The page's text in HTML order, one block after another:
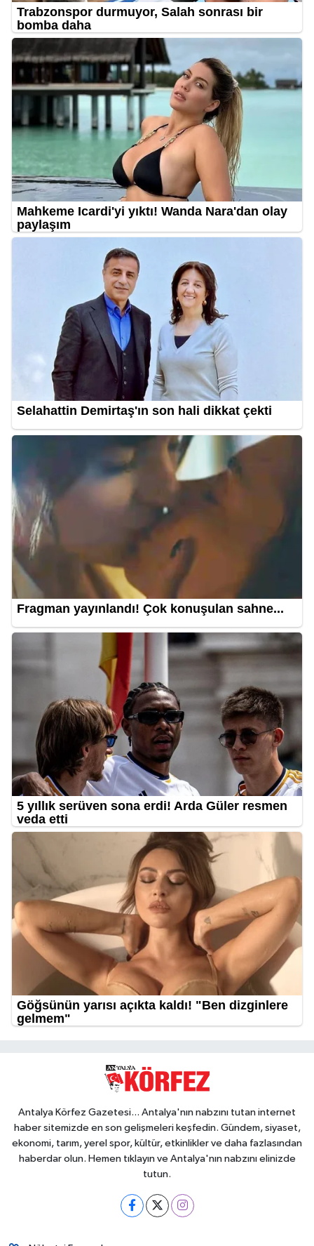
Antalya Körfez Gazetesi... Antalya'nın nabzını tutan internet
haber sitemizde en son gelişmeleri keşfedin. Gündem, siyaset,
ekonomi, tarım, yerel spor, kültür, etkinlikler ve daha fazlasından
haberdar olun. Hemen tıklayın ve Antalya'nın nabzını elinizde
tutun.